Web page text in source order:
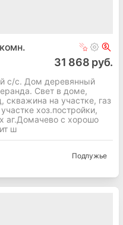
31 868 руб.
с/с. Дом деревянный
Свет в доме,
скважина на участке, газ
хоз.постройки,
аг.Домачево с хорошо
ш
Подлужье